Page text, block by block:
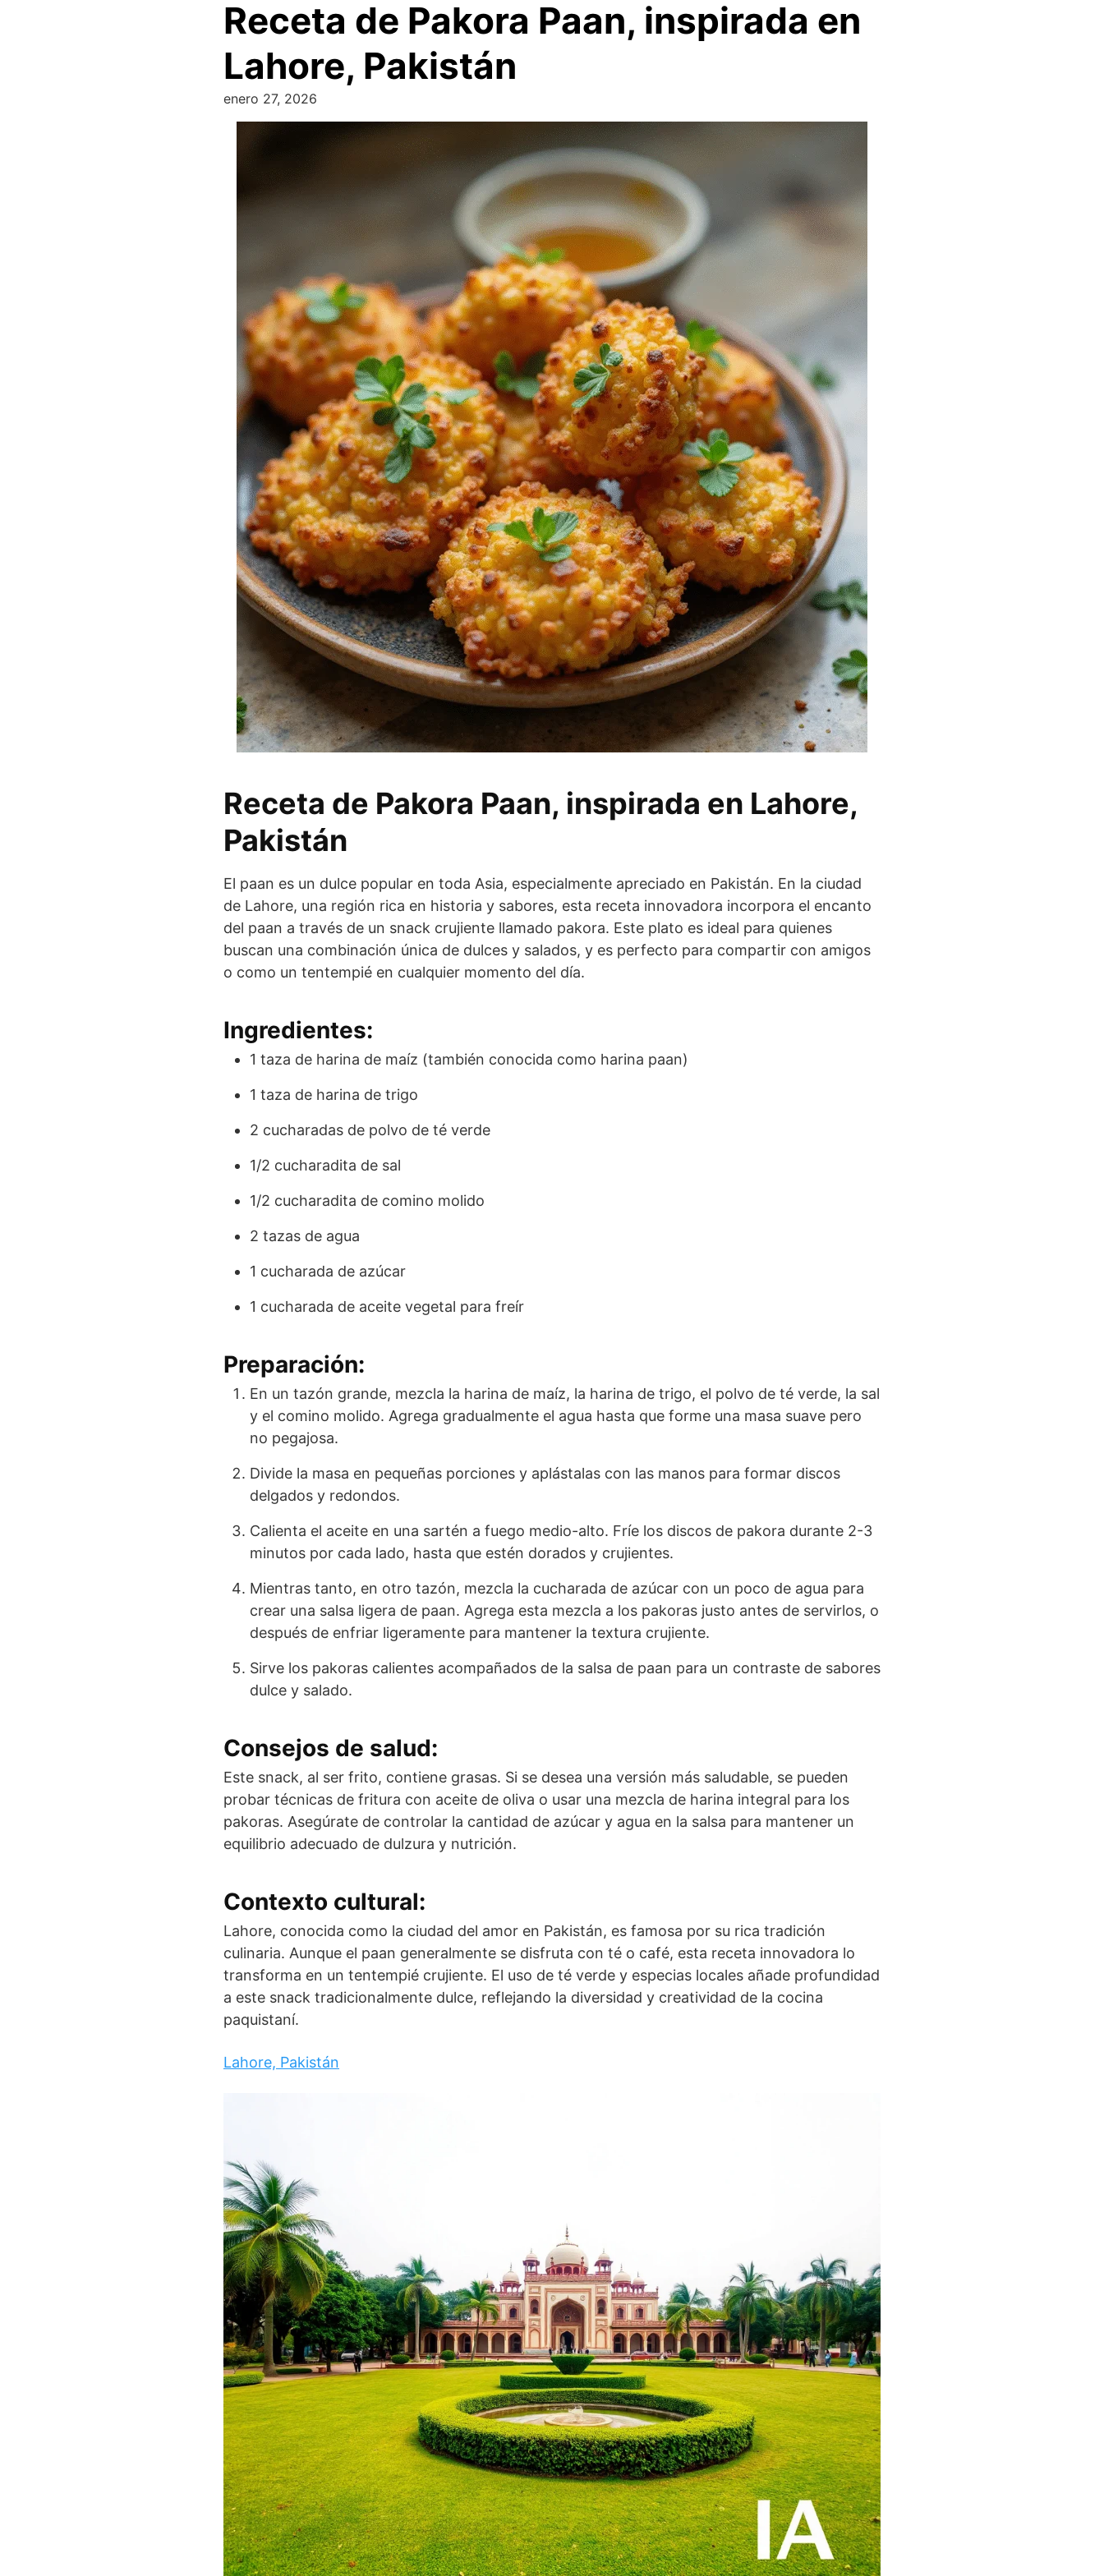
Receta de Pakora Paan, inspirada en
Lahore, Pakistán
enero 27, 2026
Receta de Pakora Paan, inspirada en Lahore,
Pakistán
El paan es un dulce popular en toda Asia, especialmente apreciado en Pakistán. En la ciudad
de Lahore, una región rica en historia y sabores, esta receta innovadora incorpora el encanto
del paan a través de un snack crujiente llamado pakora. Este plato es ideal para quienes
buscan una combinación única de dulces y salados, y es perfecto para compartir con amigos
o como un tentempié en cualquier momento del día.
Ingredientes:
1 taza de harina de maíz (también conocida como harina paan)
1 taza de harina de trigo
2 cucharadas de polvo de té verde
1/2 cucharadita de sal
1/2 cucharadita de comino molido
2 tazas de agua
1 cucharada de azúcar
1 cucharada de aceite vegetal para freír
Preparación:
En un tazón grande, mezcla la harina de maíz, la harina de trigo, el polvo de té verde, la sal
y el comino molido. Agrega gradualmente el agua hasta que forme una masa suave pero
no pegajosa.
Divide la masa en pequeñas porciones y aplástalas con las manos para formar discos
delgados y redondos.
Calienta el aceite en una sartén a fuego medio-alto. Fríe los discos de pakora durante 2-3
minutos por cada lado, hasta que estén dorados y crujientes.
Mientras tanto, en otro tazón, mezcla la cucharada de azúcar con un poco de agua para
crear una salsa ligera de paan. Agrega esta mezcla a los pakoras justo antes de servirlos, o
después de enfriar ligeramente para mantener la textura crujiente.
Sirve los pakoras calientes acompañados de la salsa de paan para un contraste de sabores
dulce y salado.
Consejos de salud:
Este snack, al ser frito, contiene grasas. Si se desea una versión más saludable, se pueden
probar técnicas de fritura con aceite de oliva o usar una mezcla de harina integral para los
pakoras. Asegúrate de controlar la cantidad de azúcar y agua en la salsa para mantener un
equilibrio adecuado de dulzura y nutrición.
Contexto cultural:
Lahore, conocida como la ciudad del amor en Pakistán, es famosa por su rica tradición
culinaria. Aunque el paan generalmente se disfruta con té o café, esta receta innovadora lo
transforma en un tentempié crujiente. El uso de té verde y especias locales añade profundidad
a este snack tradicionalmente dulce, reflejando la diversidad y creatividad de la cocina
paquistaní.
Lahore, Pakistán